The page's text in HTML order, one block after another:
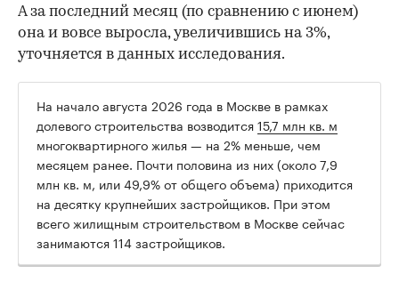
А за последний месяц (по сравнению с июнем)
она и вовсе выросла, увеличившись на 3%,
уточняется в данных исследования.
На начало августа 2026 года в Москве в рамках
долевого строительства возводится15,7 млн кв. м
многоквартирного жилья — на 2% меньше, чем
месяцем ранее. Почти половина из них (около 7,9
млн кв. м, или 49,9% от общего объема) приходится
на десятку крупнейших застройщиков. При этом
всего жилищным строительством в Москве сейчас
занимаются 114 застройщиков.